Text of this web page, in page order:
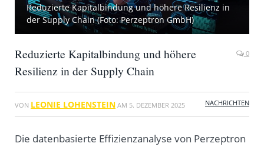
Reduzierte Kapitalbindung und höhere Resilienz in
der Supply Chain (Foto: Perzeptron GmbH)
Reduzierte Kapitalbindung und höhere
Resilienz in der Supply Chain
0
VON LEONIE LOHENSTEIN AM 5. DEZEMBER 2025 NACHRICHTEN
Die datenbasierte Effizienzanalyse von Perzeptron